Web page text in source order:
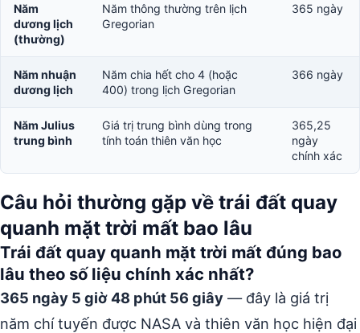
Năm
dương lịch
(thường)
Năm thông thường trên lịch
Gregorian
365 ngày
Năm nhuận
dương lịch
Năm chia hết cho 4 (hoặc
400) trong lịch Gregorian
366 ngày
Năm Julius
trung bình
Giá trị trung bình dùng trong
tính toán thiên văn học
365,25
ngày
chính xác
Câu hỏi thường gặp về trái đất quay
quanh mặt trời mất bao lâu
Trái đất quay quanh mặt trời mất đúng bao
lâu theo số liệu chính xác nhất?
365 ngày 5 giờ 48 phút 56 giây — đây là giá trị
năm chí tuyến được NASA và thiên văn học hiện đại